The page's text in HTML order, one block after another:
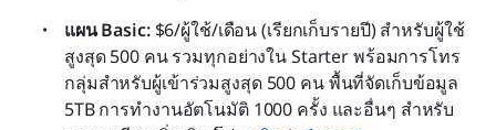
แผน Basic: $6/ผู้ใช้/เดือน (เรียกเก็บรายปี) สำหรับผู้ใช้
สูงสุด 500 คน รวมทุกอย่างใน Starter พร้อมการโทร
กลุ่มสำหรับผู้เข้าร่วมสูงสุด 500 คน พื้นที่จัดเก็บข้อมูล
5TB การทำงานอัตโนมัติ 1000 ครั้ง และอื่นๆ สำหรับ